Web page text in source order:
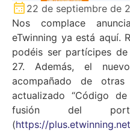
22 de septiembre de
Nos complace
eTwinning ya está aquí.
podéis ser partícipes
27. Además, el
acompañado de
actualizado “Código
fusión del
(https://